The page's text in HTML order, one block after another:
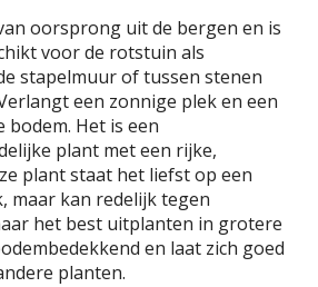
oorsprong uit de bergen en is
voor de rotstuin als
stapelmuur of tussen stenen
een zonnige plek en een
bodem. Het is een
plant met een rijke,
plant staat het liefst op een
maar kan redelijk tegen
het best uitplanten in grotere
en laat zich goed
planten.